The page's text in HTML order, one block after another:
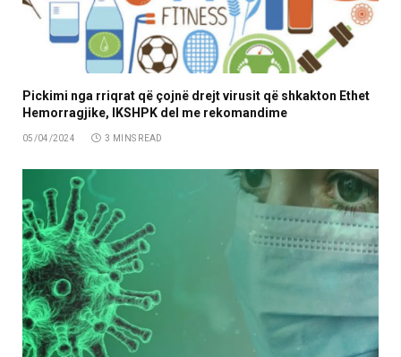
Pickimi nga rriqrat që çojnë drejt virusit që shkakton Ethet
Hemorragjike, IKSHPK del me rekomandime
05/04/2024 3 MINS READ